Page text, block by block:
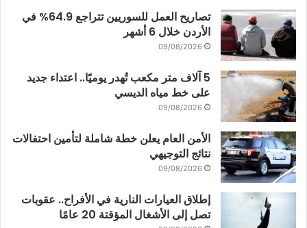
تصاريح العمل للسوريين تتراجع 64.9% في
الأردن خلال 6 أشهر
09/08/2026
5 آلاف متر مكعب تُهدر يوميًا.. اعتداء جديد
على خط مياه الديسي
09/08/2026
الأمن العام يعلن خطة شاملة لتأمين احتفالات
نتائج التوجيهي
09/08/2026
إطلاق العيارات النارية في الأفراح.. عقوبات
تصل إلى الأشغال المؤقتة 20 عامًا